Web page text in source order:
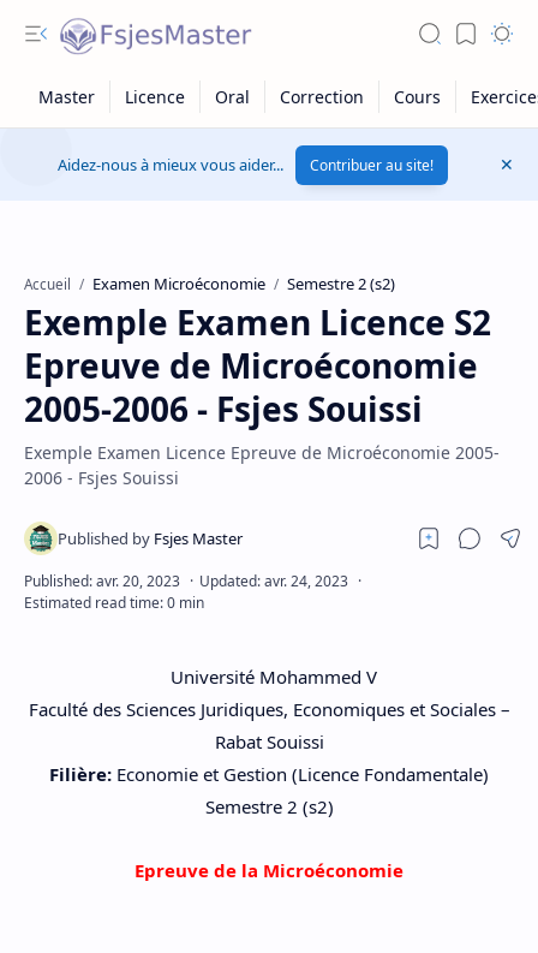
Aidez-nous à mieux vous aider... Contribuer au site!
Accueil Examen Microéconomie Semestre 2 (s2)
Exemple Examen Licence S2
Epreuve de Microéconomie
2005-2006 - Fsjes Souissi
Exemple Examen Licence Epreuve de Microéconomie 2005-
2006 - Fsjes Souissi
Université Mohammed V
Faculté des Sciences Juridiques, Economiques et Sociales –
Rabat Souissi
Filière: Economie et Gestion (Licence Fondamentale)
Semestre 2 (s2)
Epreuve de la Microéconomie